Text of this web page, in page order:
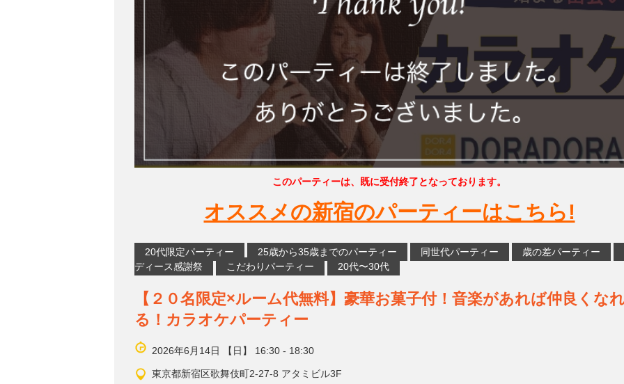
このパーティーは、既に受付終了となっております。
オススメの新宿のパーティーはこちら!
20代限定パーティー 25歳から35歳までのパーティー 同世代パーティー
歳の差パーティー
ディース感謝祭
こだわりパーティー 20代〜30代
【２０名限定×ルーム代無料】豪華お菓子付！音楽があれば仲良くな
る！カラオケパーティー
2026年6月14日 【日】 16:30 - 18:30
東京都新宿区歌舞伎町2-27-8 アタミビル3F